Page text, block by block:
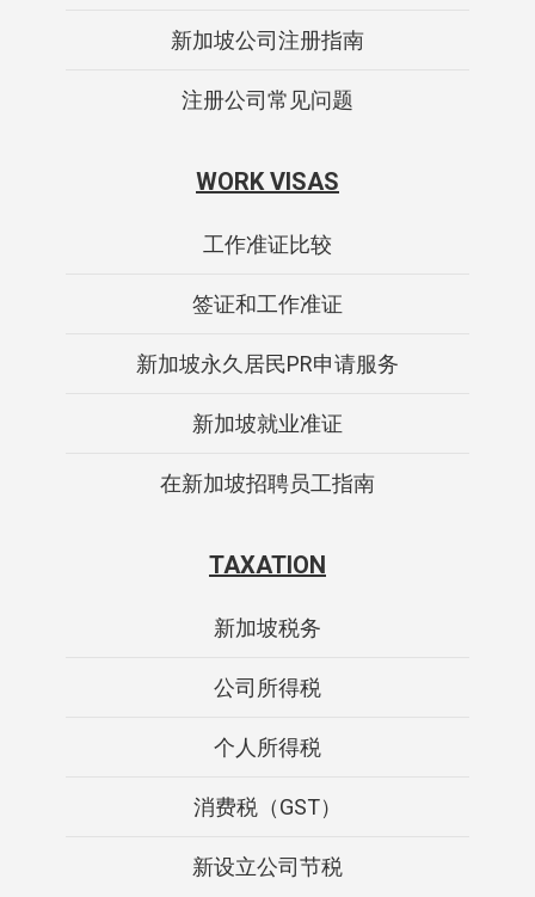
新加坡公司注册指南
注册公司常见问题
WORK VISAS
工作准证比较
签证和工作准证
新加坡永久居民PR申请服务
新加坡就业准证
在新加坡招聘员工指南
TAXATION
新加坡税务
公司所得税
个人所得税
消费税（GST）
新设立公司节税